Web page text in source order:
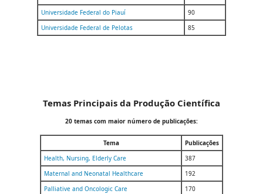
Universidade Federal do Piauí
90
Universidade Federal de Pelotas
85
Temas Principais da Produção Científica
20 temas com maior número de publicações:
Tema
Publicações
Health, Nursing, Elderly Care
387
Maternal and Neonatal Healthcare
192
Palliative and Oncologic Care
170